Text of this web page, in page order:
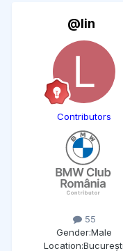
@lin
Contributors
55
Gender:Male
Location:București